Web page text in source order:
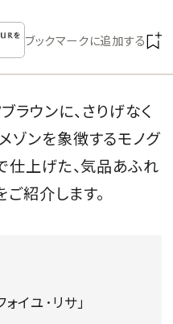
ブックマークに追加する
ラウンに、さりげなく
ゾンを象徴するモノグ
仕上げた、気品あふれ
紹介します。
ォイユ･リサ」